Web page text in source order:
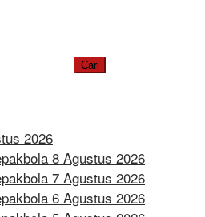
2026
8 Agustus 2026
7 Agustus 2026
6 Agustus 2026